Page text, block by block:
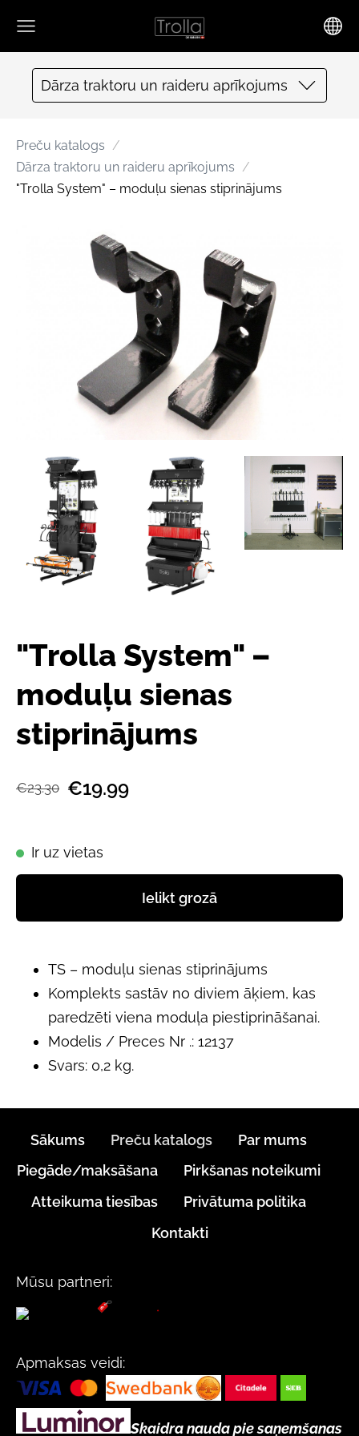
Dārza traktoru un raideru aprīkojums
Preču katalogs
Dārza traktoru un raideru aprīkojums
"Trolla System" – moduļu sienas stiprinājums
"Trolla System" –
moduļu sienas
stiprinājums
€23.30 €19.99
Ir uz vietas
Ielikt grozā
TS – moduļu sienas stiprinājums
Komplekts sastāv no diviem āķiem, kas
paredzēti viena moduļa piestiprināšanai.
Modelis / Preces Nr .: 12137
Svars: 0,2 kg.
Sākums Preču katalogs
Par mums
Piegāde/maksāšana
Pirkšanas noteikumi
Atteikuma tiesības
Privātuma politika
Kontakti
Mūsu partneri:
Apmaksas veidi:
Skaidra nauda pie saņemšanas